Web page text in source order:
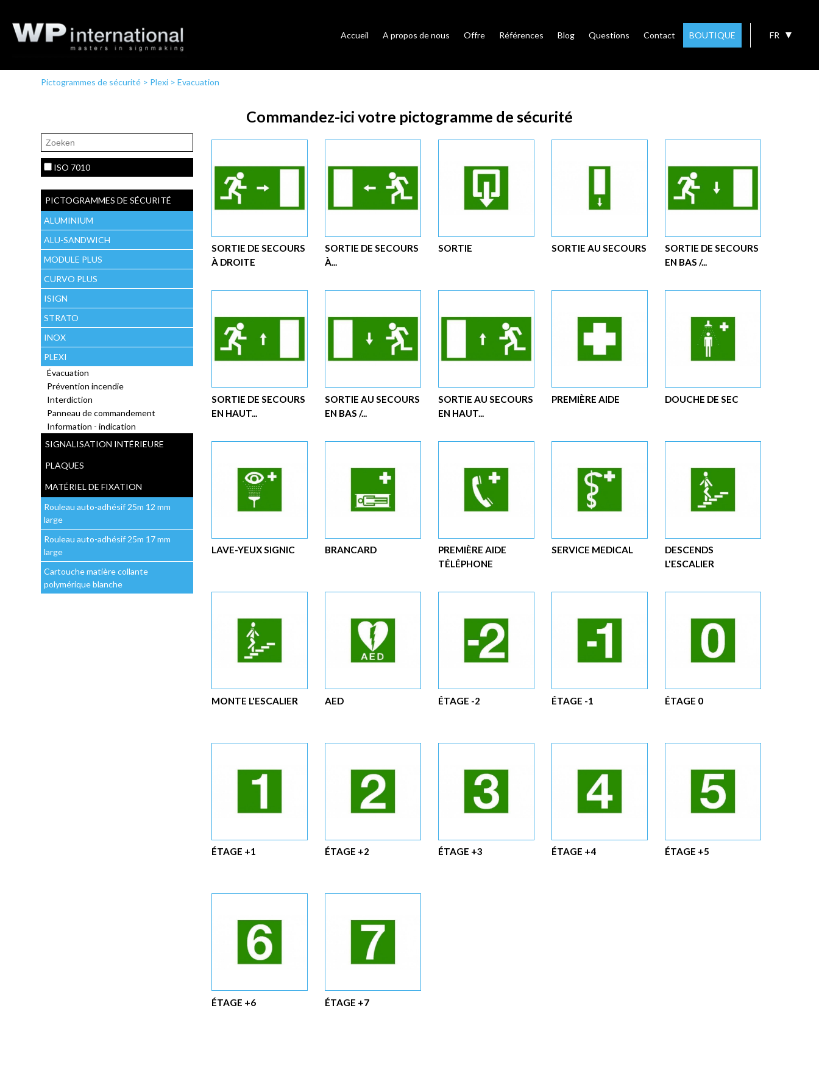
FR
Accueil A propos de nous Offre Références Blog Questions Contact BOUTIQUE
Pictogrammes de sécurité > Plexi >Evacuation
Commandez-ici votre pictogramme de sécurité
ISO 7010
PICTOGRAMMES DE SÉCURITÉ
ALUMINIUM
ALU-SANDWICH
MODULE PLUS
CURVO PLUS
ISIGN
STRATO
INOX
PLEXI
Évacuation
Prévention incendie
Interdiction
Panneau de commandement
Information - indication
SIGNALISATION INTÉRIEURE
PLAQUES
MATÉRIEL DE FIXATION
Rouleau auto-adhésif 25m 12 mm
large
Rouleau auto-adhésif 25m 17 mm
large
Cartouche matière collante
polymérique blanche
SORTIE DE SECOURS
À DROITE
SORTIE DE SECOURS
À...
SORTIE SORTIE AU SECOURS
SORTIE DE SECOURS
EN BAS /...
SORTIE DE SECOURS
EN HAUT...
SORTIE AU SECOURS
EN BAS /...
SORTIE AU SECOURS
EN HAUT...
PREMIÈRE AIDE DOUCHE DE SEC
LAVE-YEUX SIGNIC BRANCARD
PREMIÈRE AIDE
TÉLÉPHONE
SERVICE MEDICAL
DESCENDS
L'ESCALIER
MONTE L'ESCALIER AED ÉTAGE -2 ÉTAGE -1 ÉTAGE 0
ÉTAGE +1 ÉTAGE +2 ÉTAGE +3 ÉTAGE +4 ÉTAGE +5
ÉTAGE +6 ÉTAGE +7